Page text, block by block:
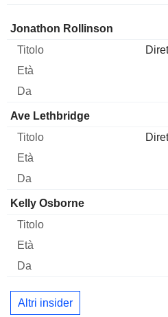
Amministratore Titolo
Jonathon Rollinson
Ave Lethbridge
Kelly Osborne
Altri insider